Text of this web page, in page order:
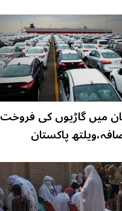
میں گاڑیوں کی فروخت